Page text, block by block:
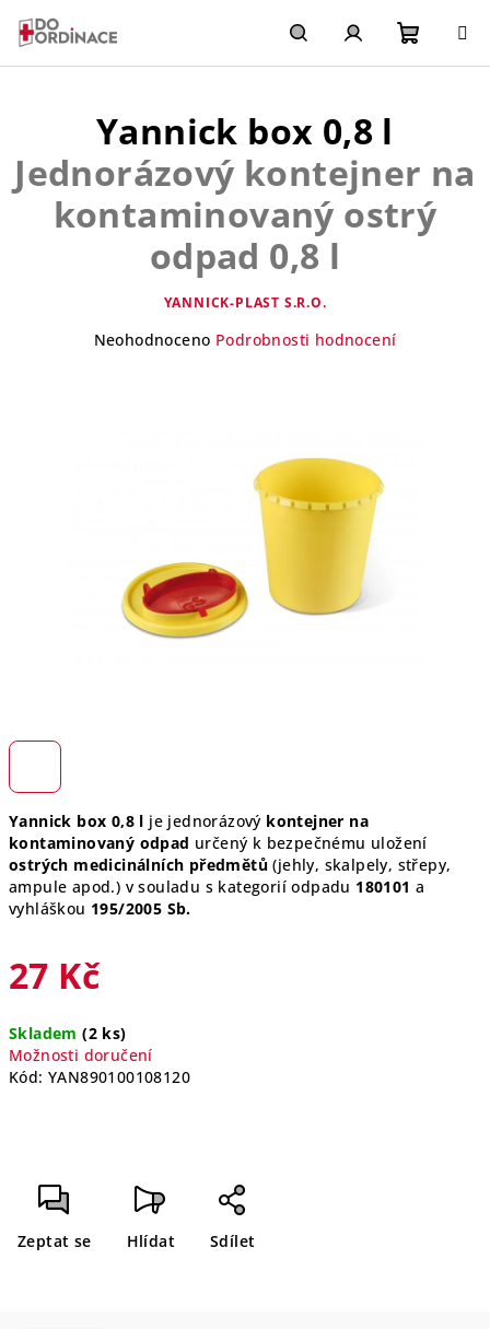
obsah
HledatPřihlášení
Yannick box 0,8 l je jednorázový kontejner na
kontaminovaný odpad určený k bezpečnému uložení
ostrých medicinálních předmětů (jehly, skalpely, střepy,
ampule apod.) v souladu s kategorií odpadu 180101 a
vyhláškou 195/2005 Sb.
27 Kč
cena:
Skladem(2 ks)
Možnosti doručení
Kód: YAN890100108120
Zeptat se Hlídat Sdílet
Yannick box 0,8 l
Jednorázový kontejner na
kontaminovaný ostrý
odpad 0,8 l
YANNICK-PLAST S.R.O.
Průměrné
Neohodnoceno Podrobnosti hodnocení